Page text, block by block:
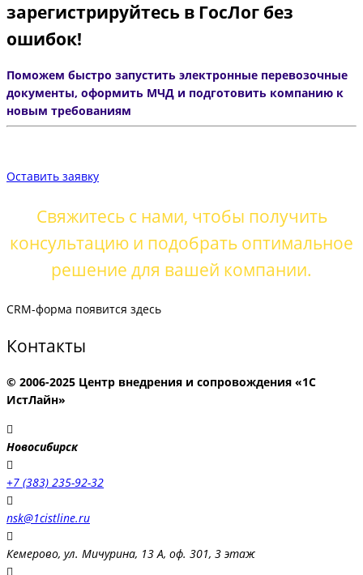
зарегистрируйтесь в ГосЛог без
ошибок!
Поможем быстро запустить электронные перевозочные
документы, оформить МЧД и подготовить компанию к
новым требованиям
Оставить заявку
Свяжитесь с нами, чтобы получить
консультацию и подобрать оптимальное
решение для вашей компании.
CRM-форма появится здесь
Контакты
© 2006-2025 Центр внедрения и сопровождения «1С
ИстЛайн»
Новосибирск
+7 (383) 235-92-32
nsk@1cistline.ru
Кемерово, ул. Мичурина, 13 А, оф. 301, 3 этаж